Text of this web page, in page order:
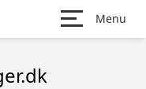
Menu